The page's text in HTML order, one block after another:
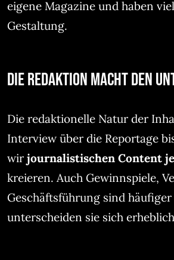
eigene Magazine und haben
Gestaltung.
Die Redaktion macht den
Die redaktionelle Natur der
Interview über die Reportage
wir journalistischen Content
kreieren. Auch Gewinnspiele,
Geschäftsführung sind
unterscheiden sie sich